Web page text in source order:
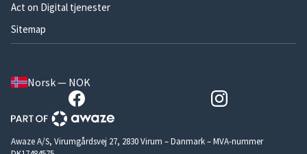
Act on Digital tjenester
Sitemap
Norsk — NOK
Awaze A/S, Virumgårdsvej 27, 2830 Virum – Danmark – MVA-nummer